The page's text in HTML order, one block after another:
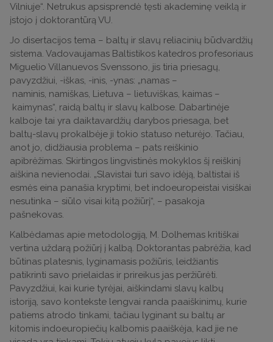
Vilniuje“. Netrukus apsisprendė tęsti akademinę veiklą ir
įstojo į doktorantūrą VU.
Jo disertacijos tema – baltų ir slavų reliacinių būdvardžių
sistema. Vadovaujamas Baltistikos katedros profesoriaus
Miguelio Villanuevos Svenssono, jis tiria priesagų,
pavyzdžiui, -iškas, -inis, -ynas: „namas –
naminis, namiškas, Lietuva – lietuviškas, kaimas –
kaimynas“, raidą baltų ir slavų kalbose. Dabartinėje
kalboje tai yra daiktavardžių darybos priesaga, bet
baltų-slavų prokalbėje ji tokio statuso neturėjo. Tačiau,
anot jo, didžiausia problema – pats reiškinio
apibrėžimas. Skirtingos lingvistinės mokyklos šį reiškinį
aiškina nevienodai. „Slavistai turi savo idėją, baltistai iš
esmės eina panašia kryptimi, bet indoeuropeistai visiškai
nesutinka – siūlo visai kitą požiūrį“, – pasakoja
pašnekovas.
Kalbėdamas apie metodologiją, M. Dolhemas kritiškai
vertina uždarą požiūrį į kalbą. Doktorantas pabrėžia, kad
būtinas platesnis, lyginamasis požiūris, leidžiantis
patikrinti savo prielaidas ir prireikus jas peržiūrėti.
Pavyzdžiui, kai kurie tyrėjai, aiškindami slavų kalbų
istoriją, savo kontekste lengvai randa paaiškinimų, kurie
patiems atrodo tinkami, tačiau lyginant su baltų ar
kitomis indoeuropiečių kalbomis paaiškėja, kad jie ne